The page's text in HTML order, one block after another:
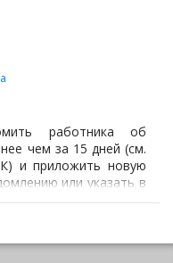
работника об
чем за 15 дней (см.
и приложить новую
или указать в
возлагаются на